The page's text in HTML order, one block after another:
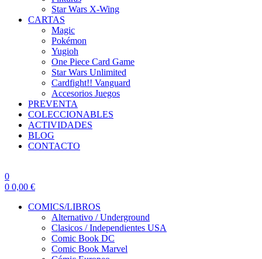
Star Wars X-Wing
CARTAS
Magic
Pokémon
Yugioh
One Piece Card Game
Star Wars Unlimited
Cardfight!! Vanguard
Accesorios Juegos
PREVENTA
COLECCIONABLES
ACTIVIDADES
BLOG
CONTACTO
0
0 0,00 €
COMICS/LIBROS
Alternativo / Underground
Clasicos / Independientes USA
Comic Book DC
Comic Book Marvel